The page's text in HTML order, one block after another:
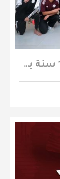
إدارة النادي تحتفي بفريق تحت 18 سنة بمناسبة الصعود إلى الدوري الممتاز